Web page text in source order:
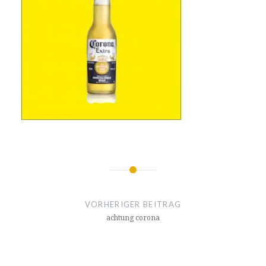
Beitragsnavigation
VORHERIGER BEITRAG
achtung corona